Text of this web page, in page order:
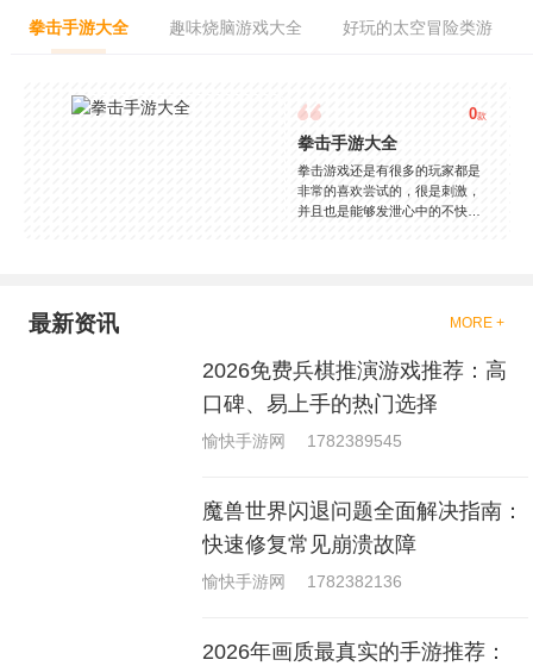
拳击手游大全 趣味烧脑游戏大全 好玩的太空冒险类游
0款
拳击手游大全
拳击游戏还是有很多的玩家都是
非常的喜欢尝试的，很是刺激，
并且也是能够发泄心中的不快
够去进行体验的，我们也是能够
就是收集了一些有意思的拳击游
戏，相信你们一定会喜欢的。
最新资讯 MORE +
2026免费兵棋推演游戏推荐：高
口碑、易上手的热门选择
愉快手游网 1782389545
魔兽世界闪退问题全面解决指南：
快速修复常见崩溃故障
愉快手游网 1782382136
2026年画质最真实的手游推荐：